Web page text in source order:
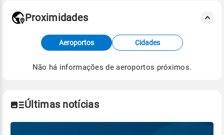
Fonte: dados combinados de estações
meteorológicas e satélite do Centro de Previsão
de Tempo e Estudos Climáticos (CPTEC).
Proximidades
Aeroportos Cidades
Não há informações de aeroportos próximos.
Últimas notícias